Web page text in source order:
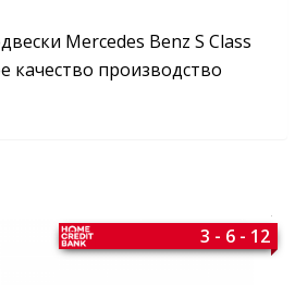
Mercedes Benz S Class
качество производство
3 - 6 - 12